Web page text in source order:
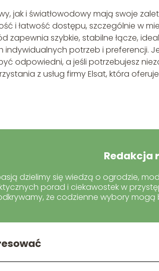
jak i światłowodowy mają swoje
i łatwość dostępu, szczególnie w
zapewnia szybkie, stabilne łącze,
indywidualnych potrzeb i preferencji.
odpowiedni, a jeśli potrzebujesz
z usług firmy Elsat, która
Redakcja
dzielimy się wiedzą o ogrodzie,
porad i ciekawostek w
że codzienne wybory mogą